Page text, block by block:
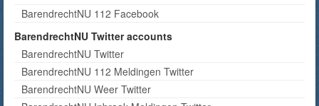
BarendrechtNU 112 Facebook
BarendrechtNU Twitter accounts
BarendrechtNU Twitter
BarendrechtNU 112 Meldingen Twitter
BarendrechtNU Weer Twitter